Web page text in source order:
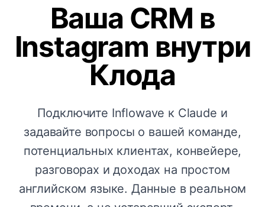
Ваша CRM в
Instagram внутри
Клода
Подключите Inflowave к Claude и
задавайте вопросы о вашей команде,
потенциальных клиентах, конвейере,
разговорах и доходах на простом
английском языке. Данные в реальном